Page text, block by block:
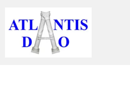
contenu